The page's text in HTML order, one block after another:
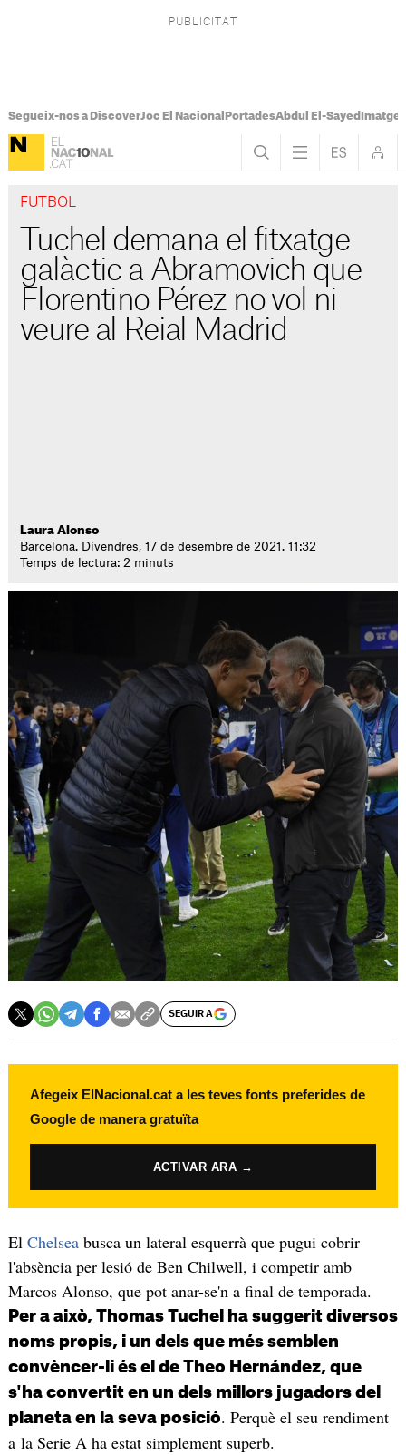
Segueix-nos a DiscoverJoc El Nacional PortadesAbdul El-Sayed
FUTBOL
Tuchel demana el fitxatge
galàctic a Abramovich que
Florentino Pérez no vol ni
veure al Reial Madrid
Laura Alonso
Barcelona. Divendres, 17 de desembre de 2021. 11:32
Temps de lectura: 2 minuts
SEGUIR A
Afegeix ElNacional.cat a les teves fonts preferides de
Google de manera gratuïta
ACTIVAR ARA →
El Chelseabusca un lateral esquerrà que pugui cobrir
l'absència per lesió de Ben Chilwell, i competir amb
Marcos Alonso, que pot anar-se'n a final de temporada.
Per a això, Thomas Tuchel ha suggerit diversos
noms propis, i un dels que més semblen
convèncer-li és el de Theo Hernández, que
s'ha convertit en un dels millors jugadors del
planeta en la seva posició. Perquè el seu rendiment
a la Serie A ha estat simplement superb.